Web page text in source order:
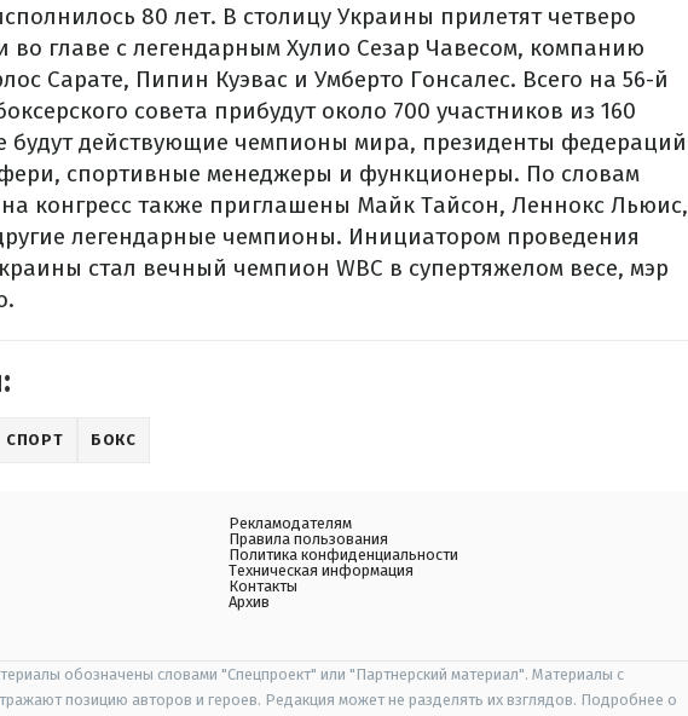
80 лет. В столицу Украины прилетят четверо
во главе с легендарным Хулио Сезар Чавесом, компанию
Сарате, Пипин Куэвас и Умберто Гонсалес. Всего на 56-й
совета прибудут около 700 участников из 160
будут действующие чемпионы мира, президенты федераций
спортивные менеджеры и функционеры. По словам
конгресс также приглашены Майк Тайсон, Леннокс Льюис,
легендарные чемпионы. Инициатором проведения
стал вечный чемпион WBC в супертяжелом весе, мэр
СПОРТ БОКС
Рекламодателям
Правила пользования
Политика конфиденциальности
Техническая информация
Контакты
Архив
обозначены словами "Спецпроект" или "Партнерский материал". Материалы с
позицию авторов и героев. Редакция может не разделять их взглядов. Подробнее о